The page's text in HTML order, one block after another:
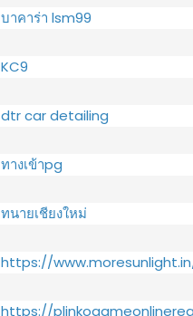
บาคาร่า lsm99
KC9
dtr car detailing
ทางเข้าpg
ทนายเชียงใหม่
https://
https://